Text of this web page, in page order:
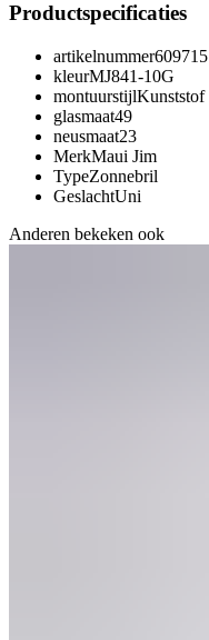
Productspecificaties
artikelnummer609715
kleurMJ841-10G
montuurstijlKunststof
glasmaat49
neusmaat23
MerkMaui Jim
TypeZonnebril
GeslachtUni
Anderen bekeken ook